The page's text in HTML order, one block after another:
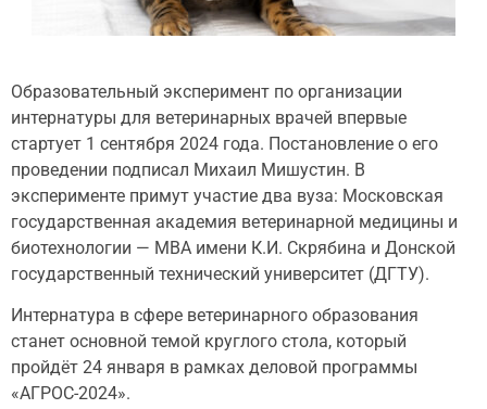
Образовательный эксперимент по организации
интернатуры для ветеринарных врачей впервые
стартует 1 сентября 2024 года. Постановление о его
проведении подписал Михаил Мишустин. В
эксперименте примут участие два вуза: Московская
государственная академия ветеринарной медицины и
биотехнологии — МВА имени К.И. Скрябина и Донской
государственный технический университет (ДГТУ).
Интернатура в сфере ветеринарного образования
станет основной темой круглого стола, который
пройдёт 24 января в рамках деловой программы
«АГРОС-2024».